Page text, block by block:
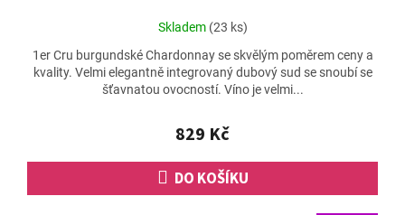
Průměrné
produktu
je
5,0
5
hvězdiček.
Skladem (23 ks)
829 Kč
DO KOŠÍKU
1er Cru burgundské Chardonnay se skvělým poměrem ceny a
kvality. Velmi elegantně integrovaný dubový sud se snoubí se
šťavnatou ovocností. Víno je velmi...